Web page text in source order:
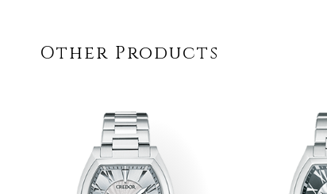
Other Products